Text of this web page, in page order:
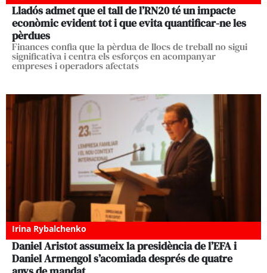
Lladós admet que el tall de l’RN20 té un impacte
econòmic evident tot i que evita quantificar-ne les
pèrdues
Finances confia que la pèrdua de llocs de treball no sigui
significativa i centra els esforços en acompanyar
empreses i operadors afectats
Irina Rybalchenko
Daniel Aristot assumeix la presidència de l’EFA i
Daniel Armengol s’acomiada després de quatre